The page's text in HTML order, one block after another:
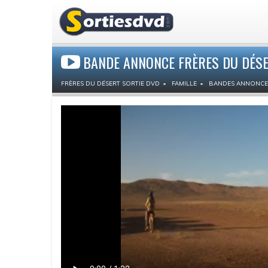
BANDE ANNONCE FRÈRES DU
FRÈRES DU DÉSERT SORTIE DVD FAMILLE BANDES